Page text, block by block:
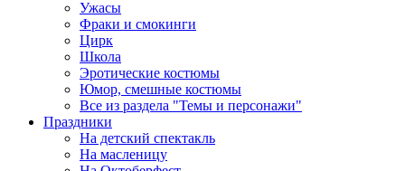
Ужасы
Фраки и смокинги
Цирк
Школа
Эротические костюмы
Юмор, смешные костюмы
Все из раздела "Темы и персонажи"
Праздники
На детский спектакль
На масленицу